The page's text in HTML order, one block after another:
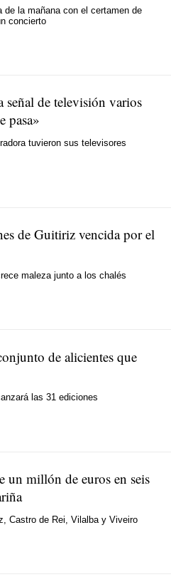
la mañana con el certamen de
concierto
señal de televisión varios
pasa»
tuvieron sus televisores
de Guitiriz vencida por el
maleza junto a los chalés
de alicientes que
las 31 ediciones
millón de euros en seis
Castro de Rei, Vilalba y Viveiro